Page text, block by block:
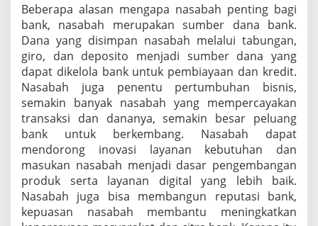
Beberapa alasan mengapa nasabah penting bagi
bank, nasabah merupakan sumber dana bank.
Dana yang disimpan nasabah melalui tabungan,
giro, dan deposito menjadi sumber dana yang
dapat dikelola bank untuk pembiayaan dan kredit.
Nasabah juga penentu pertumbuhan bisnis,
semakin banyak nasabah yang mempercayakan
transaksi dan dananya, semakin besar peluang
bank untuk berkembang. Nasabah dapat
mendorong inovasi layanan kebutuhan dan
masukan nasabah menjadi dasar pengembangan
produk serta layanan digital yang lebih baik.
Nasabah juga bisa membangun reputasi bank,
kepuasan nasabah membantu meningkatkan